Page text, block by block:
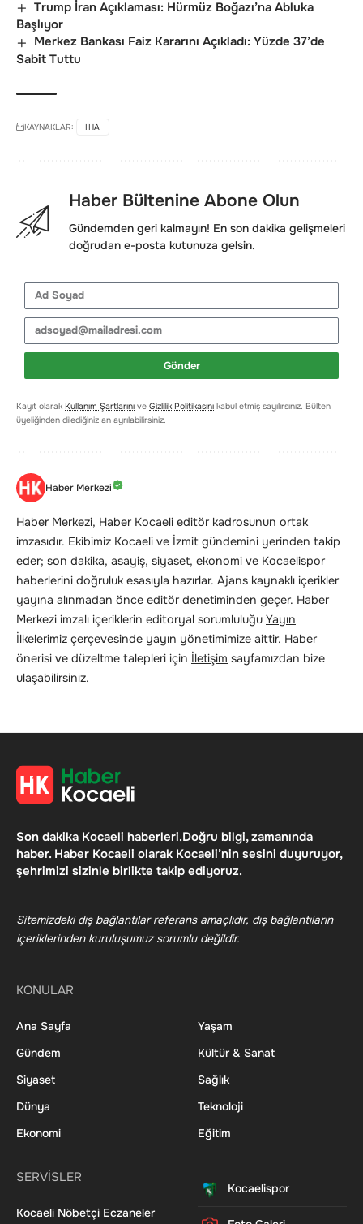
Trump İran Açıklaması: Hürmüz Boğazı’na Abluka
Başlıyor
Merkez Bankası Faiz Kararını Açıkladı: Yüzde 37’de
Sabit Tuttu
KAYNAKLAR: IHA
Haber Bültenine Abone Olun
Gündemden geri kalmayın! En son dakika gelişmeleri
doğrudan e-posta kutunuza gelsin.
Gönder
Kayıt olarak Kullanım Şartlarını ve Gizlilik Politikasını kabul etmiş sayılırsınız. Bülten
üyeliğinden dilediğiniz an ayrılabilirsiniz.
Haber Merkezi
Haber Merkezi, Haber Kocaeli editör kadrosunun ortak
imzasıdır. Ekibimiz Kocaeli ve İzmit gündemini yerinden takip
eder; son dakika, asayiş, siyaset, ekonomi ve Kocaelispor
haberlerini doğruluk esasıyla hazırlar. Ajans kaynaklı içerikler
yayına alınmadan önce editör denetiminden geçer. Haber
Merkezi imzalı içeriklerin editoryal sorumluluğu Yayın
İlkelerimiz çerçevesinde yayın yönetimimize aittir. Haber
önerisi ve düzeltme talepleri için İletişim sayfamızdan bize
ulaşabilirsiniz.
Son dakika Kocaeli haberleri.Doğru bilgi, zamanında
haber. Haber Kocaeli olarak Kocaeli’nin sesini duyuruyor,
şehrimizi sizinle birlikte takip ediyoruz.
Sitemizdeki dış bağlantılar referans amaçlıdır, dış bağlantıların
içeriklerinden kuruluşumuz sorumlu değildir.
KONULAR
Ana Sayfa
Gündem
Siyaset
Dünya
Ekonomi
Yaşam
Kültür & Sanat
Sağlık
Teknoloji
Eğitim
SERVİSLER
Kocaeli Nöbetçi Eczaneler
Kocaelispor